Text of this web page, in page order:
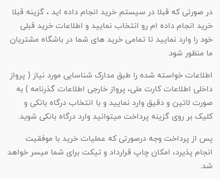
در صورتی که قبلا در سیستم خرید انجام داده اید ، گزینه قبلا
خرید انجام داده ام رو انتخاب نمایید و اطلاعات خرید قبلی
خود را وارد نمایید تا تمامی خرید های شما در باشگاه مشتریان
ما منظور شود.
اطلاعات خواسته شده را طبق مدارک شناسایی مورد نیاز ( پرواز
داخلی اطلاعات کارت ملی، پرواز خارجی اطلاعات گذرنامه ) به
صورت لاتین و دقیق وارد نمایید و با انتخاب درگاه بانکی و
کلیک بر روی گزینه پرداخت میتوانید وارد درگاه بانکی شوید.
پس از پرداخت وجه درصورتی که عملیات خرید با موفقیت
انجام پذیرد، امکان چاپ قرارداد و تیکت برای شما میسر خواهد
شد.